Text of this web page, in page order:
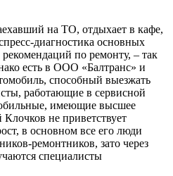
на ТО, отдыхает в кафе,
диагностика основных
по ремонту, – так
есть в ООО «Балтранс» и
способный выезжать
работающие в сервисной
имеющие высшее
не приветствует
в основном все его люди
ремонтников, зато через
специалисты